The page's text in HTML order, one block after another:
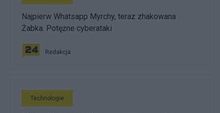
Najpierw Whatsapp Myrchy, teraz zhakowana
Żabka. Potężne cyberataki
Redakcja
Technologie